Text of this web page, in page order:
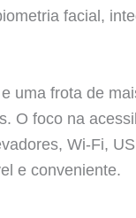
facial,
uma frota de
O foco na
Wi-Fi,
e conveniente.